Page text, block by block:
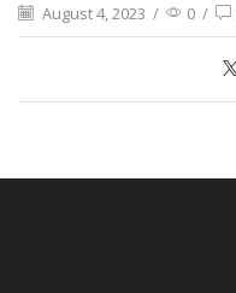
August 4, 2023 / 0 /